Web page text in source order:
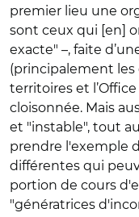
premier lieu une
sont ceux qui [en]
exacte" –, faite
(principalement
territoires et
cloisonnée. Mais
et "instable", tout
prendre l'exemple
différentes qui
portion de cours
"génératrices